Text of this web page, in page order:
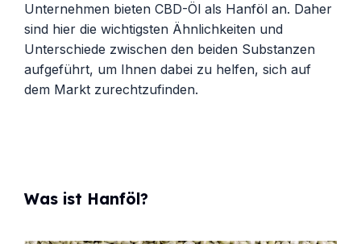
Unternehmen bieten CBD-Öl als Hanföl an. Daher
sind hier die wichtigsten Ähnlichkeiten und
Unterschiede zwischen den beiden Substanzen
aufgeführt, um Ihnen dabei zu helfen, sich auf
dem Markt zurechtzufinden.
Was ist Hanföl?